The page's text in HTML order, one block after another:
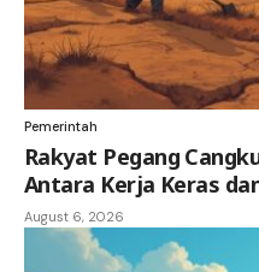
Pemerintah
Rakyat Pegang
Antara Kerja Keras
August 6, 2026